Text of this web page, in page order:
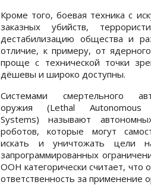
Кроме того, боевая техника с
заказных убийств,
дестабилизацию общества и
отличие, к примеру, от
проще с технической точки
дёшевы и широко доступны.
Системами смертельного
оружия (Lethal Autonomous
Systems) называют
роботов, которые могут
искать и уничтожать цели
запрограммированных
ООН категорически считает, что
ответственность за применение